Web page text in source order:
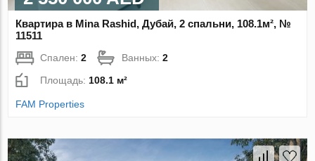
Квартира в Mina Rashid, Дубай, 2 спальни, 108.1м², №
11511
Спален:2 Ванных:2
Площадь: 108.1 м²
FAM Properties